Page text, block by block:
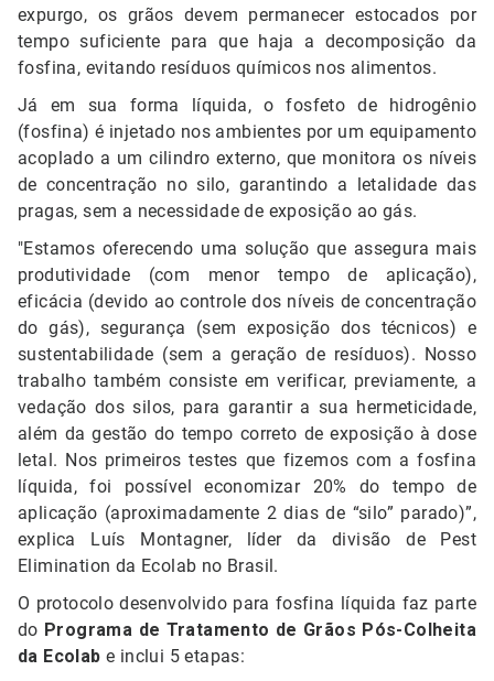
expurgo, os grãos devem permanecer estocados por
tempo suficiente para que haja a decomposição da
fosfina, evitando resíduos químicos nos alimentos.
Já em sua forma líquida, o fosfeto de hidrogênio
(fosfina) é injetado nos ambientes por um equipamento
acoplado a um cilindro externo, que monitora os níveis
de concentração no silo, garantindo a letalidade das
pragas, sem a necessidade de exposição ao gás.
"Estamos oferecendo uma solução que assegura mais
produtividade (com menor tempo de aplicação),
eficácia (devido ao controle dos níveis de concentração
do gás), segurança (sem exposição dos técnicos) e
sustentabilidade (sem a geração de resíduos). Nosso
trabalho também consiste em verificar, previamente, a
vedação dos silos, para garantir a sua hermeticidade,
além da gestão do tempo correto de exposição à dose
letal. Nos primeiros testes que fizemoscom a fosfina
líquida, foi possível economizar 20% do tempo de
aplicação (aproximadamente 2 dias de “silo” parado)”,
explica Luís Montagner, líder da divisão de Pest
Elimination da Ecolab no Brasil.
O protocolo desenvolvido para fosfina líquida faz parte
do Programa de Tratamento de Grãos Pós-Colheita
da Ecolab e inclui 5 etapas: